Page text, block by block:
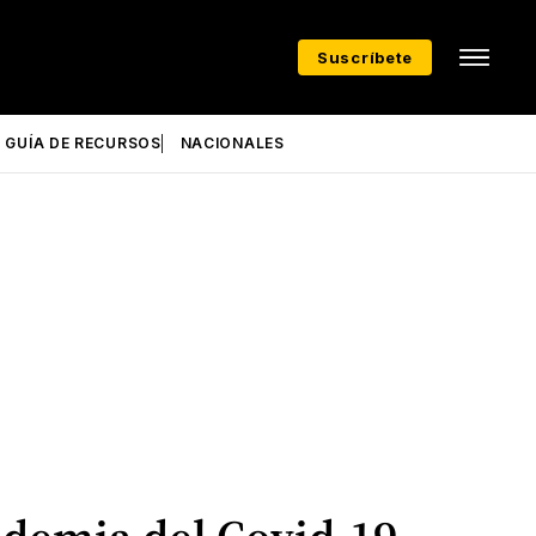
Suscríbete
GUÍA DE RECURSOS NACIONALES